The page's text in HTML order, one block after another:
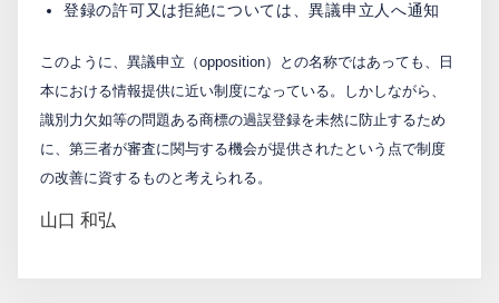
登録の許可又は拒絶については、異議申立人へ通知
このように、異議申立（opposition）との名称ではあっても、日
本における情報提供に近い制度になっている。しかしながら、
識別力欠如等の問題ある商標の過誤登録を未然に防止するため
に、第三者が審査に関与する機会が提供されたという点で制度
の改善に資するものと考えられる。
山口 和弘